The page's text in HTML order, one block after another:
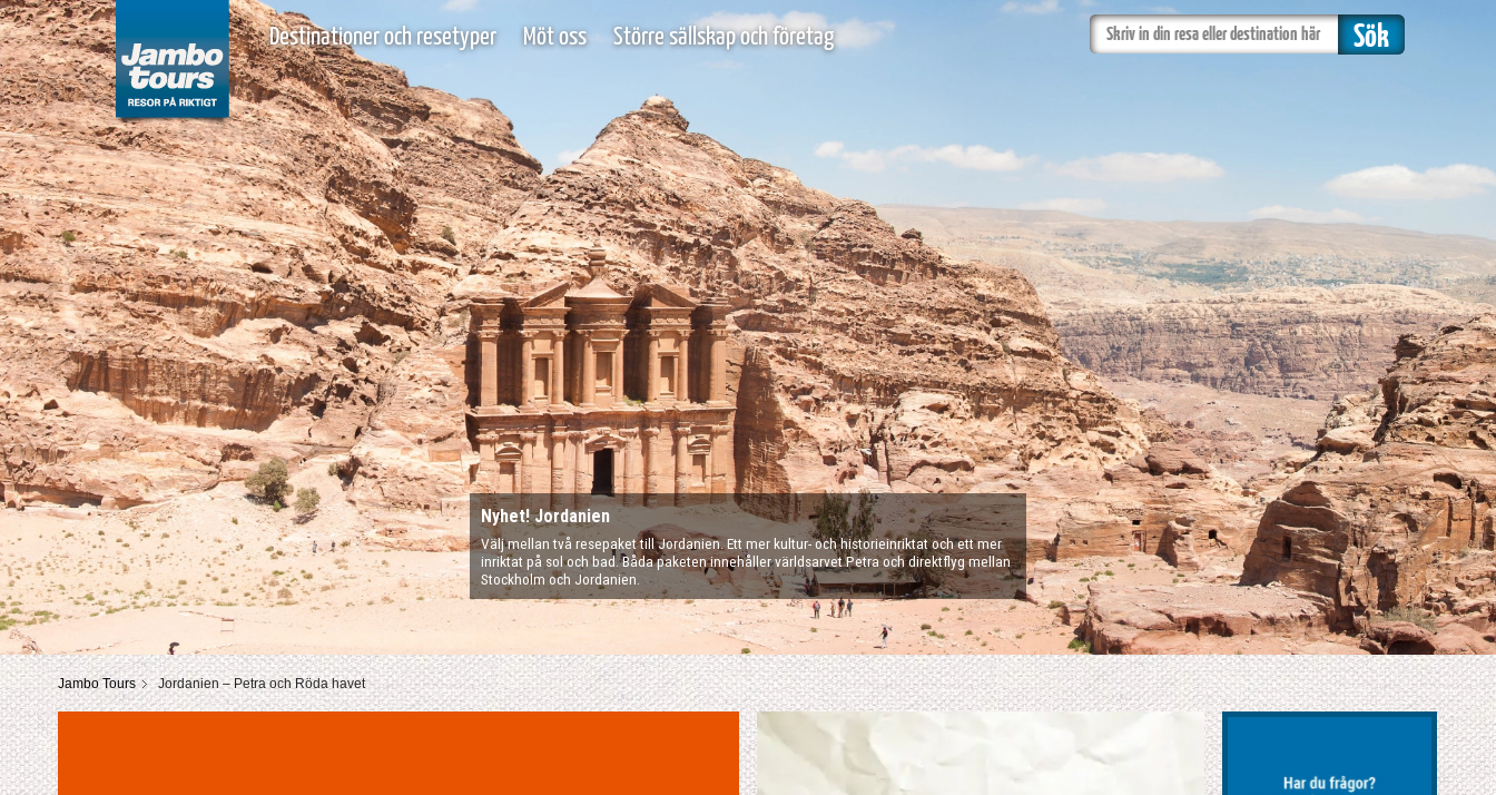
Destinationer och resetyper Möt oss Större sällskap och företag
Nyhet! Jordanien
Välj mellan två resepaket till Jordanien. Ett mer kultur- och historieinriktat och ett mer
inriktat på sol och bad. Båda paketen innehåller världsarvet Petra och direktflyg mellan
Stockholm och Jordanien.
Jambo Tours Jordanien – Petra och Röda havet